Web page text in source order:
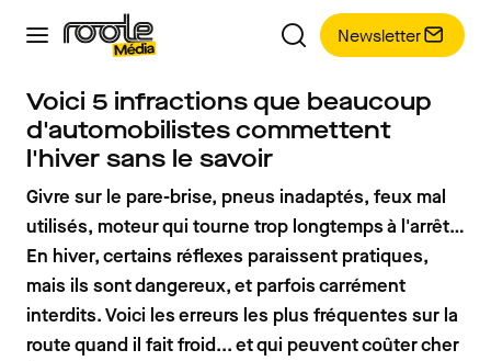
Newsletter
Voici 5 infractions que beaucoup
d'automobilistes commettent
l'hiver sans le savoir
Givre sur le pare-brise, pneus inadaptés, feux mal
utilisés, moteur qui tourne trop longtemps à l'arrêt…
En hiver, certains réflexes paraissent pratiques,
mais ils sont dangereux, et parfois carrément
interdits. Voici les erreurs les plus fréquentes sur la
route quand il fait froid... et qui peuvent coûter cher